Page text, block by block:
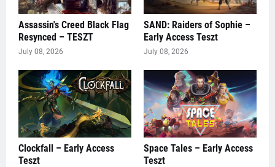
Assassin's Creed Black Flag
Resynced – TESZT
July 08, 2026
SAND: Raiders of Sophie –
Early Access Teszt
July 08, 2026
Clockfall – Early Access
Teszt
Space Tales – Early Access
Teszt